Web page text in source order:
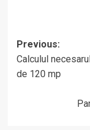
Post
Previous:
Calculul
de 120 mp